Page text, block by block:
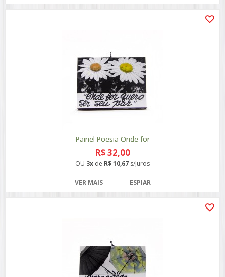
Painel Poesia Onde for
R$ 32,00
OU 3x de R$ 10,67 s/juros
VER MAIS ESPIAR